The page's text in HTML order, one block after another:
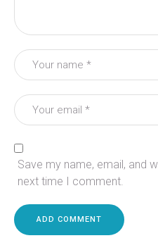
Save my name, email, and
next time I comment.